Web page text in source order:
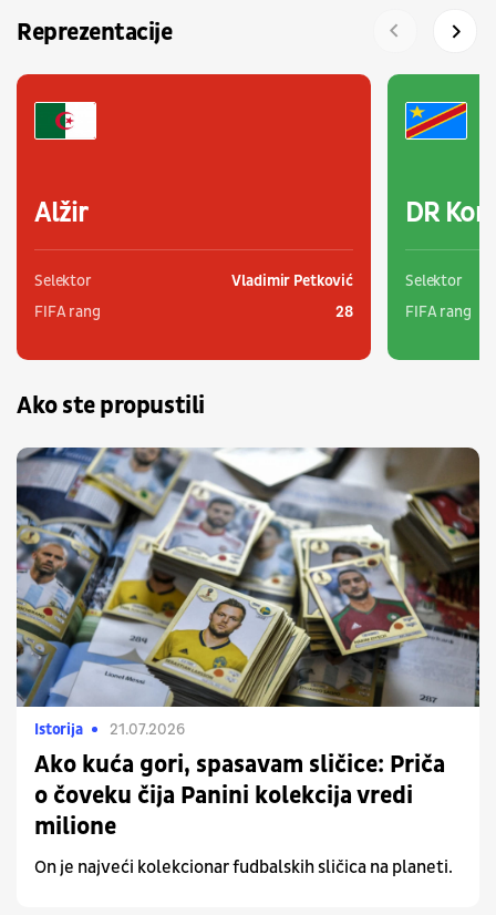
Reprezentacije
Alžir
Selektor
Vladimir Petković
FIFA rang
28
DR
Selektor
FIFA rang
Ako ste propustili
Istorija 21.07.2026
Ako kuća gori, spasavam sličice: Priča
o čoveku čija Panini kolekcija vredi
milione
On je najveći kolekcionar fudbalskih sličica na planeti.